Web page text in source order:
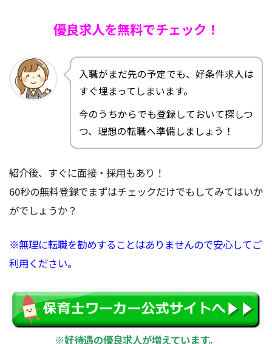
優良求人を無料でチェック！
入職がまだ先の予定でも、好条件求人は
すぐ埋まってしまいます。
今のうちからでも登録しておいて探しつ
つ、理想の転職へ準備しましょう！
紹介後、すぐに面接・採用もあり！
60秒の無料登録でまずはチェックだけでもしてみてはいか
がでしょうか？
※無理に転職を勧めすることはありませんので安心してご
利用ください。
※好待遇の優良求人が増えています。